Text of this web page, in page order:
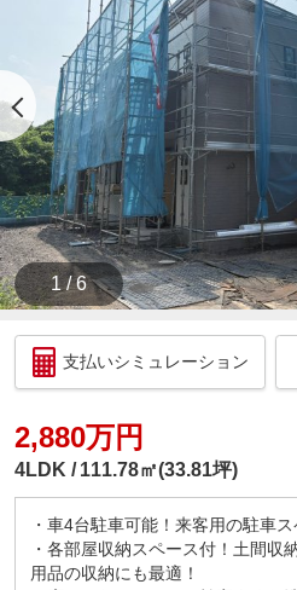
1 / 6
支払いシミュレーション
2,880万円
4LDK 111.78㎡(33.81坪)
・車4台駐車可能！来客用の駐車
・各部屋収納スペース付！土間収
用品の収納にも最適！